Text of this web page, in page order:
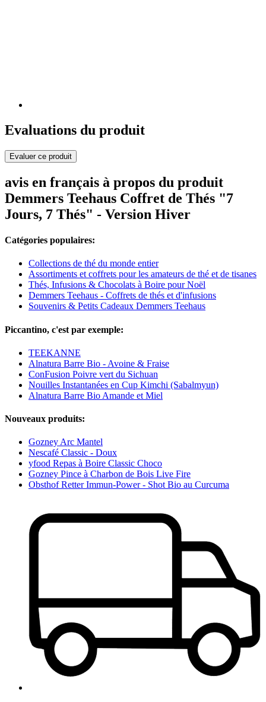
Evaluations du produit
Evaluer ce produit
avis en français à propos du produit
Demmers Teehaus Coffret de Thés "7
Jours, 7 Thés" - Version Hiver
Catégories populaires:
Collections de thé du monde entier
Assortiments et coffrets pour les amateurs de thé et de tisanes
Thés, Infusions & Chocolats à Boire pour Noël
Demmers Teehaus - Coffrets de thés et d'infusions
Souvenirs & Petits Cadeaux Demmers Teehaus
Piccantino, c'est par exemple:
TEEKANNE
Alnatura Barre Bio - Avoine & Fraise
ConFusion Poivre vert du Sichuan
Nouilles Instantanées en Cup Kimchi (Sabalmyun)
Alnatura Barre Bio Amande et Miel
Nouveaux produits:
Gozney Arc Mantel
Nescafé Classic - Doux
yfood Repas à Boire Classic Choco
Gozney Pince à Charbon de Bois Live Fire
Obsthof Retter Immun-Power - Shot Bio au Curcuma